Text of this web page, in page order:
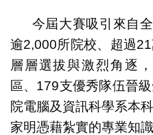
今屆大賽吸引來自
逾2,000所院校、超過
層層選拔與激烈角逐
區、179支優秀隊伍晉
院電腦及資訊科學系本
家明憑藉紮實的專業知